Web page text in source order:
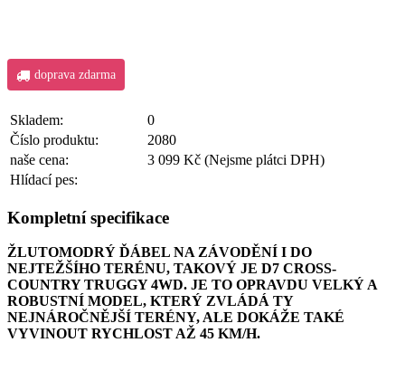
doprava zdarma
Skladem:
0
Číslo produktu:
2080
naše cena:
3 099 Kč (Nejsme plátci DPH)
Hlídací pes:
Kompletní specifikace
ŽLUTOMODRÝ ĎÁBEL NA ZÁVODĚNÍ I DO
NEJTEŽŠÍHO TERÉNU, TAKOVÝ JE D7 CROSS-
COUNTRY TRUGGY 4WD. JE TO OPRAVDU VELKÝ A
ROBUSTNÍ MODEL, KTERÝ ZVLÁDÁ TY
NEJNÁROČNĚJŠÍ TERÉNY, ALE DOKÁŽE TAKÉ
VYVINOUT RYCHLOST AŽ 45 KM/H.